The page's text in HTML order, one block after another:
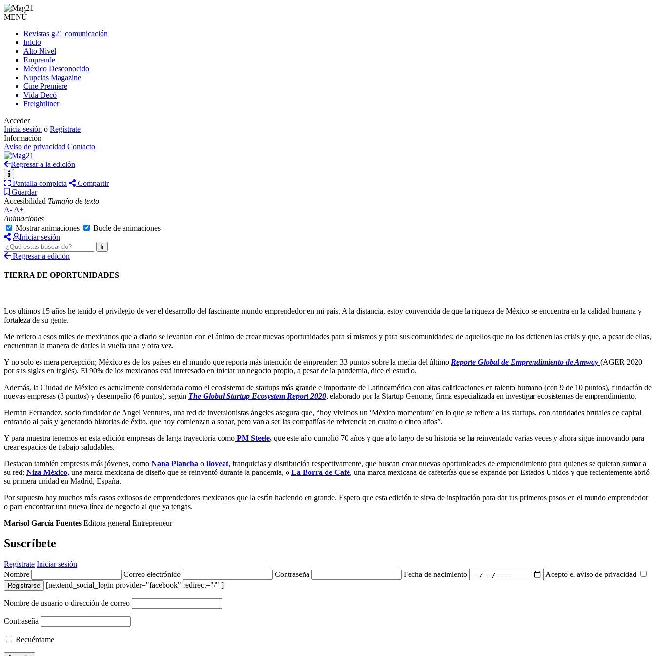
MENÚ
Revistas g21 comunicación
Inicio
Alto Nivel
Emprende
México Desconocido
Nupcias Magazine
Cine Premiere
Vida Decó
Freightliner
Acceder
Inicia sesión ó Regístrate
Información
Aviso de privacidad Contacto
Regresar a la edición
Pantalla completa
Compartir
Guardar
Accesibilidad Tamaño de texto
A- A+
Animaciones
Mostrar animaciones
Bucle de animaciones
Iniciar sesión
Ir
Regresar a edición
TIERRA DE OPORTUNIDADES
Los últimos 15 años he tenido el privilegio de ver el desarrollo del fascinante mundo emprendedor en mi país. A la distancia, estoy convencida de que la riqueza de México se encuentra en la calidad humana y
fortaleza de su gente.
Me refiero a esos miles de mexicanos que a diario se levantan con el ánimo de crear nuevas oportunidades para sí mismos y para sus comunidades; de aquellos que no los detienen las crisis y que, a pesar de ellas,
encuentran la manera de darles la vuelta una y otra vez.
Y no solo es mera percepción; México es de los países en el mundo que reporta más intención de emprender: 33 puntos sobre la media del último Reporte Global de Emprendimiento deAmway (AGER 2020
por sus siglas en inglés). El 90% de los mexicanos está interesado en iniciar un negocio propio, a pesar de la pandemia, dice el estudio.
Además, la Ciudad de México es actualmente considerada como el ecosistema de startups más grande e importante de Latinoamérica con altas calificaciones en talento humano (con 9 de 10 puntos), fundación de
nuevas empresas (8 puntos) y desempeño (6 puntos), según The Global Startup Ecosystem Report 2020, elaborado por la Startup Genome, firma especializada en investigar ecosistemas de emprendimiento.
Hernán Férnandez, socio fundador de Angel Ventures, una red de inversionistas ángeles asegura que, “hoy vivimos un ‘México momentum’ en lo que se refiere a las startups, con cantidades brutales de capital
entrando al país y generando historias de éxito, que hoy comienzan a sonar, pero van a ser las compañías de referencia en cuatro o cinco años”.
Y para muestra tenemos en esta edición empresas de larga trayectoria como PM Steele, que este año cumplió 70 años y que a lo largo de su historia se ha reinventado varias veces y ahora sigue innovando para
crear espacios de trabajo saludables.
Destacan también empresas más jóvenes, como Nana Plancha o Iloveat, franquicias y distribución respectivamente, que buscan crear nuevas oportunidades de emprendimiento para quienes se quieran sumar a
su red; Niza México, una marca mexicana de diseño que se reinventó durante la pandemia, o La Borra de Café, una marca mexicana de cafeterías que se expande por Estados Unidos y que recientemente abrió
su primera unidad en Madrid, España.
Por supuesto hay muchos más casos exitosos de emprendedores mexicanos que la están haciendo en grande. Espero que esta edición te sirva de inspiración para dar tus primeros pasos en el mundo emprendedor
o para encontrar una nueva línea de negocio al que ya tengas.
Marisol García Fuentes Editora general Entrepreneur
Suscríbete
Regístrate Iniciar sesión
Nombre
Correo electrónico Contraseña Fecha de nacimiento Acepto el aviso de privacidad
Registrarse [nextend_social_login provider="facebook" redirect="/" ]
Nombre de usuario o dirección de correo
Contraseña
Recuérdame